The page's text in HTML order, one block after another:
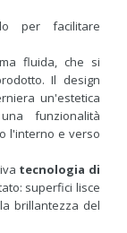
per facilitare
fluida, che si
Il design
un'estetica
funzionalità
l'interno e verso
tecnologia di
superfici lisce
brillantezza del